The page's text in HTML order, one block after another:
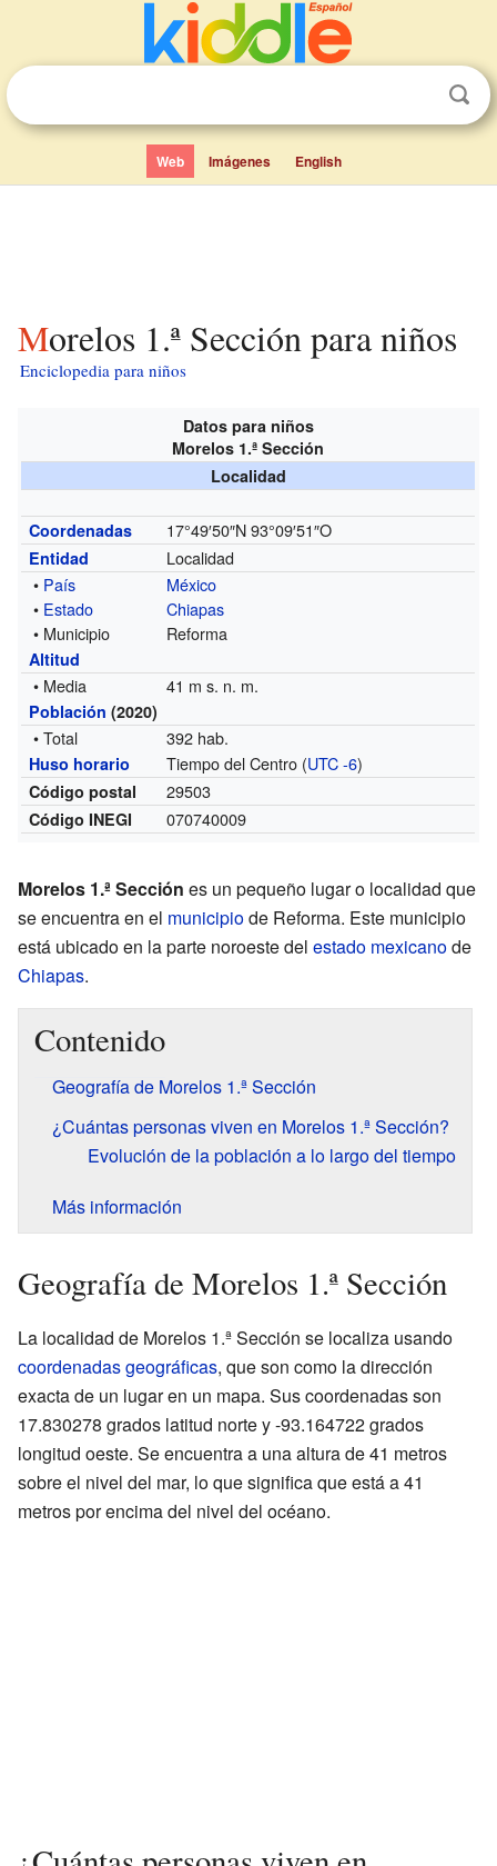
Web Imágenes English
Morelos 1.ª Sección para niños
Enciclopedia para niños
Datos para niños
Morelos 1.ª Sección
Localidad
Coordenadas 17°49′50″N 93°09′51″O
Entidad
Localidad
• País
México
• Estado
Chiapas
• Municipio
Reforma
Altitud
• Media 41 m s. n. m.
Población (2020)
• Total 392 hab.
Huso horario Tiempo del Centro (UTC -6)
Código postal 29503
Código INEGI 070740009
Morelos 1.ª Sección es un pequeño lugar o localidad que
se encuentra en el municipiode Reforma. Este municipio
está ubicado en la parte noroeste del estado mexicanode
Chiapas.
Contenido
Geografía de Morelos 1.ª Sección
¿Cuántas personas viven en Morelos 1.ª Sección?
Evolución de la población a lo largo del tiempo
Más información
Geografía de Morelos 1.ª Sección
La localidad de Morelos 1.ª Sección se localiza usando
coordenadas geográficas, que son como la dirección
exacta de un lugar en un mapa. Sus coordenadas son
17.830278 grados latitud norte y -93.164722 grados
longitud oeste. Se encuentra a una altura de 41 metros
sobre el nivel del mar, lo que significa que está a 41
metros por encima del nivel del océano.